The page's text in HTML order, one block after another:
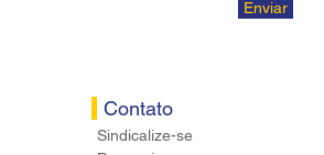
Enviar
Contato
Sindicalize-se